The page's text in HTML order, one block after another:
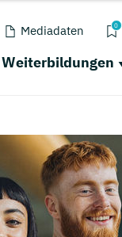
Mediadaten 0
Weiterbildungen